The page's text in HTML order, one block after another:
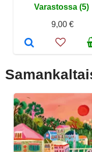
Varastossa (5)
9,00 €